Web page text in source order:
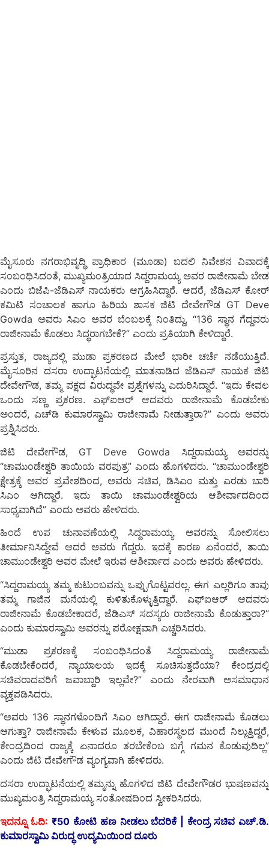
ಮೈಸೂರು ನಗರಾಭಿವೃದ್ಧಿ ಪ್ರಾಧಿಕಾರ (ಮೂಡಾ) ಬದಲಿ ನಿವೇಶನ ವಿವಾದಕ್ಕೆ
ಸಂಬಂಧಿಸಿದಂತೆ, ಮುಖ್ಯಮಂತ್ರಿಯಾದ ಸಿದ್ದರಾಮಯ್ಯ ಅವರ ರಾಜೀನಾಮೆ ಬೇಡ
ಎಂದು ಬಿಜೆಪಿ-ಜೆಡಿಎಸ್ ನಾಯಕರು ಆಗ್ರಹಿಸಿದ್ದಾರೆ. ಆದರೆ, ಜೆಡಿಎಸ್ ಕೋರ್
ಕಮಿಟಿ ಸಂಚಾಲಕ ಹಾಗೂ ಹಿರಿಯ ಶಾಸಕ ಜಿಟಿ ದೇವೇಗೌಡ GT Deve
Gowda ಅವರು ಸಿಎಂ ಅವರ ಬೆಂಬಲಕ್ಕೆ ನಿಂತಿದ್ದು, “136 ಸ್ಥಾನ ಗೆದ್ದವರು
ರಾಜೀನಾಮೆ ಕೊಡಲು ಸಿದ್ಧರಾಗಬೇಕೆ?” ಎಂದು ಪ್ರತಿಯಾಗಿ ಕೇಳಿದ್ದಾರೆ.
ಪ್ರಸ್ತುತ, ರಾಜ್ಯದಲ್ಲಿ ಮುಡಾ ಪ್ರಕರಣದ ಮೇಲೆ ಭಾರೀ ಚರ್ಚೆ ನಡೆಯುತ್ತಿದೆ.
ಮೈಸೂರಿನ ದಸರಾ ಉದ್ಘಾಟನೆಯಲ್ಲಿ ಮಾತನಾಡಿದ ಜೆಡಿಎಸ್ ನಾಯಕ ಜಿಟಿ
ದೇವೇಗೌಡ, ತಮ್ಮ ಪಕ್ಷದ ವಿರುದ್ಧವೇ ಪ್ರಶ್ನೆಗಳನ್ನು ಎದುರಿಸಿದ್ದಾರೆ. “ಇದು ಕೇವಲ
ಒಂದು ಸಣ್ಣ ಪ್ರಕರಣ. ಎಫ್‌ಐಆರ್ ಆದವರು ರಾಜೀನಾಮೆ ಕೊಡಬೇಕು
ಅಂದರೆ, ಎಚ್‌ಡಿ ಕುಮಾರಸ್ವಾಮಿ ರಾಜೀನಾಮೆ ನೀಡುತ್ತಾರಾ?” ಎಂದು ಅವರು
ಪ್ರಶ್ನಿಸಿದರು.
ಜಿಟಿ ದೇವೇಗೌಡ, GT Deve Gowda ಸಿದ್ದರಾಮಯ್ಯ ಅವರನ್ನು
“ಚಾಮುಂಡೇಶ್ವರಿ ತಾಯಿಯ ವರಪುತ್ರ” ಎಂದು ಹೊಗಳಿದರು. “ಚಾಮುಂಡೇಶ್ವರಿ
ಕ್ಷೇತ್ರಕ್ಕೆ ಅವರ ಪ್ರವೇಶದಿಂದ, ಅವರು ಸಚಿವ, ಡಿಸಿಎಂ ಮತ್ತು ಎರಡು ಬಾರಿ
ಸಿಎಂ ಆಗಿದ್ದಾರೆ. ಇದು ತಾಯಿ ಚಾಮುಂಡೇಶ್ವರಿಯ ಆಶೀರ್ವಾದದಿಂದ
ಸಾಧ್ಯವಾಗಿದೆ” ಎಂದು ಅವರು ಹೇಳಿದರು.
ಹಿಂದೆ ಉಪ ಚುನಾವಣೆಯಲ್ಲಿ ಸಿದ್ದರಾಮಯ್ಯ ಅವರನ್ನು ಸೋಲಿಸಲು
ತೀರ್ಮಾನಿಸಿದ್ದೇವೆ ಆದರೆ ಅವರು ಗೆದ್ದರು. ಇದಕ್ಕೆ ಕಾರಣ ಏನೆಂದರೆ, ತಾಯಿ
ಚಾಮುಂಡೇಶ್ವರಿ ಅವರ ಮೇಲೆ ಇರುವ ಆಶೀರ್ವಾದ ಎಂದು ಅವರು ಹೇಳಿದರು.
“ಸಿದ್ದರಾಮಯ್ಯ ತಮ್ಮ ಕುಟುಂಬವನ್ನು ಒಪ್ಪುಗೊಟ್ಟವರಲ್ಲ. ಈಗ ಎಲ್ಲರಿಗೂ ತಾವು
ತಮ್ಮ ಗಾಜಿನ ಮನೆಯಲ್ಲಿ ಕುಳಿತುಕೊಳ್ಳುತ್ತಿದ್ದಾರೆ. ಎಫ್‌ಐಆರ್ ಆದವರು
ರಾಜೀನಾಮೆ ಕೊಡಬೇಕಾದರೆ, ಜೆಡಿಎಸ್ ಸದಸ್ಯರು ರಾಜೀನಾಮೆ ಕೊಡುತ್ತಾರಾ?”
ಎಂದು ಕುಮಾರಸ್ವಾಮಿ ಅವರನ್ನು ಪರೋಕ್ಷವಾಗಿ ಎಚ್ಚರಿಸಿದರು.
“ಮುಡಾ ಪ್ರಕರಣಕ್ಕೆ ಸಂಬಂಧಿಸಿದಂತೆ ಸಿದ್ದರಾಮಯ್ಯ ರಾಜೀನಾಮೆ
ಕೊಡಬೇಕೆಂದರೆ, ನ್ಯಾಯಾಲಯ ಇದಕ್ಕೆ ಸೂಚಿಸುತ್ತದೆಯಾ? ಕೇಂದ್ರದಲ್ಲಿ
ಸಚಿವರಾದವರಿಗೆ ಜವಾಬ್ದಾರಿ ಇಲ್ಲವೇ?” ಎಂದು ನೇರವಾಗಿ ಅಸಮಾಧಾನ
ವ್ಯಕ್ತಪಡಿಸಿದರು.
“ಅವರು 136 ಸ್ಥಾನಗಳೊಂದಿಗೆ ಸಿಎಂ ಆಗಿದ್ದಾರೆ. ಈಗ ರಾಜೀನಾಮೆ ಕೊಡಲು
ಆಗುತ್ತಾ? ರಾಜೀನಾಮೆ ಕೇಳುವ ಮೂಲಕ, ವಿಹಾರಸ್ಥಲದ ಮುಂದೆ ನಿಲ್ಲುತ್ತಿದ್ದರೆ,
ಕೇಂದ್ರದಿಂದ ರಾಜ್ಯಕ್ಕೆ ಏನಾದರೂ ತರಬೇಕೆಂಬ ಬಗ್ಗೆ ಗಮನ ಕೊಡುವುದಿಲ್ಲ”
ಎಂದು ಜಿಟಿ ದೇವೇಗೌಡ ವ್ಯಂಗ್ಯವಾಗಿ ಹೇಳಿದರು.
ದಸರಾ ಉದ್ಘಾಟನೆಯಲ್ಲಿ ತಮ್ಮನ್ನು ಹೊಗಳಿದ ಜಿಟಿ ದೇವೇಗೌಡರ ಭಾಷಣವನ್ನು
ಮುಖ್ಯಮಂತ್ರಿ ಸಿದ್ದರಾಮಯ್ಯ ಸಂತೋಷದಿಂದ ಸ್ವೀಕರಿಸಿದರು.
ಇದನ್ನೂ ಓದಿ: ₹50 ಕೋಟಿ ಹಣ ನೀಡಲು ಬೆದರಿಕೆ | ಕೇಂದ್ರ ಸಚಿವ ಎಚ್.ಡಿ.
ಕುಮಾರಸ್ವಾಮಿ ವಿರುದ್ಧ ಉದ್ಯಮಿಯಿಂದ ದೂರು